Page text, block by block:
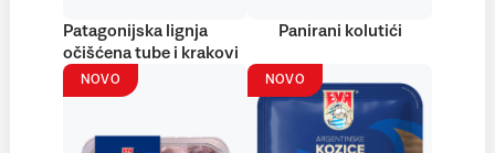
Patagonijska lignja
očišćena tube i krakovi
Panirani kolutići
NOVO NOVO